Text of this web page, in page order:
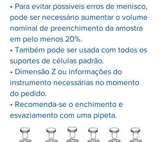
• Para evitar possíveis erros de menisco,
pode ser necessário aumentar o volume
nominal de preenchimento da amostra
em pelo menos 20%.
• Também pode ser usada com todos os
suportes de células padrão.
• Dimensão Z ou informações do
instrumento necessárias no momento
do pedido.
• Recomenda-se o enchimento e
esvaziamento com uma pipeta.